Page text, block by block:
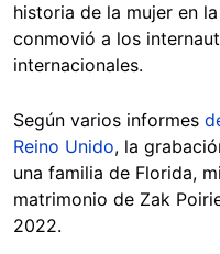
historia de la mujer en
conmovió a los
internacionales.
Según varios informes
Reino Unido, la
una familia de Florida,
matrimonio de Zak
2022.